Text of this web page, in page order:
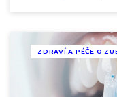
ZDRAVÍ A PÉČE O